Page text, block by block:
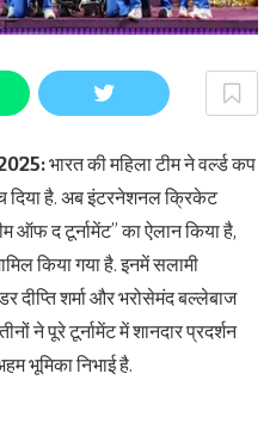
भारत की महिला टीम ने वर्ल्ड कप
दिया है. अब इंटरनेशनल क्रिकेट
ऑफ द टूर्नामेंट” का ऐलान किया है,
किया गया है. इनमें सलामी
दीप्ति शर्मा और भरोसेमंद बल्लेबाज
ने पूरे टूर्नामेंट में शानदार प्रदर्शन
भूमिका निभाई है.